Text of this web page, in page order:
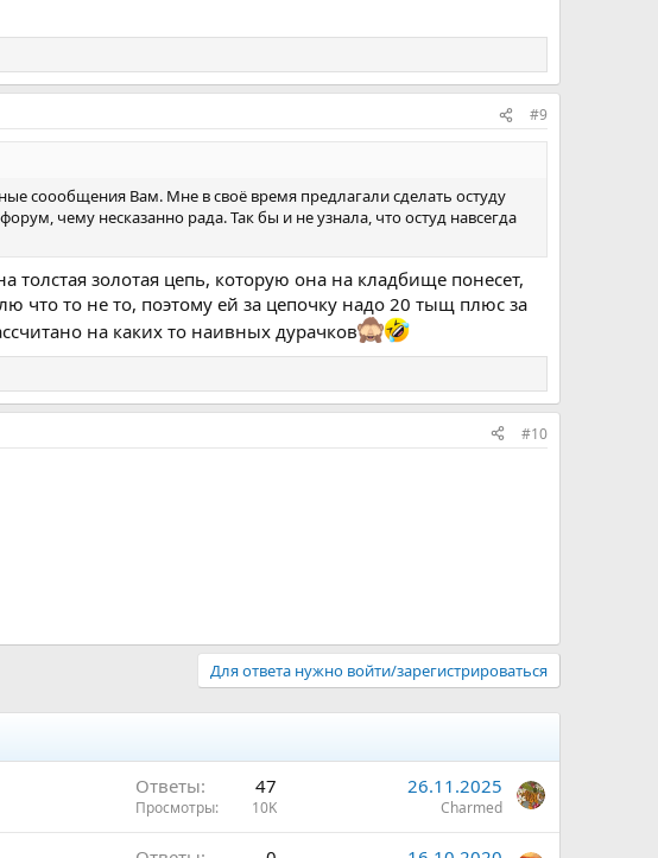
#9
соообщения Вам. Мне в своё время предлагали сделать остуду
чему несказанно рада. Так бы и не узнала, что остуд навсегда
золотая цепь, которую она на кладбище понесет,
что то не то, поэтому ей за цепочку надо 20 тыщ плюс за
на каких то наивных дурачков
#10
Для ответа нужно войти/зарегистрироваться
Ответы 47
Просмотры 10K
26.11.2025
Charmed